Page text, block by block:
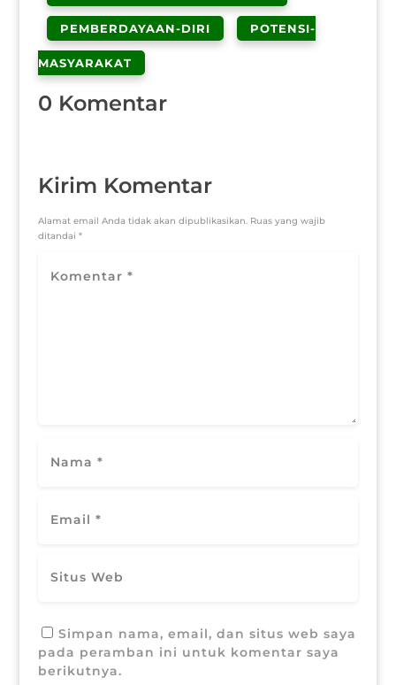
PEMBERDAYAAN-DIRI POTENSI-
MASYARAKAT
0 Komentar
Kirim Komentar
Alamat email Anda tidak akan dipublikasikan. Ruas yang wajib
ditandai *
Simpan nama, email, dan situs web saya
pada peramban ini untuk komentar saya
berikutnya.